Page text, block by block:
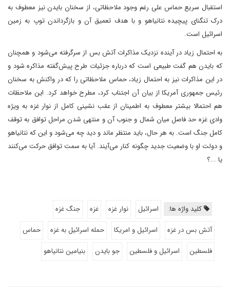
استقبال سریع حماس علی رغم وجود ملاحظاتی، از سخنان بایدن نیز معطوف به
درک تنگنای پیچیده‌ نتانیاهو و با هدف تعمیق آن و بازگرداندن توپ به زمین
اسرائیل است.
به احتمال زیاد در آینده نزدیک مذاکرات آتش بس از سرگرفته می‌شود و همچنان
که بایدن هم گفت طبیعی است که درباره جزئیات طرح پیش‌گفته مذاکره شود و
در این مذاکرات نیز به احتمال زیاد، حماس ملاحظاتی را که در واکنش به سخنان
رئیس جمهوری آمریکا از بیان آن اجتناب کرد، مطرح خواهد کرد. این ملاحظات
هم احتمالا بیشتر معطوف به اطمینان از عقب نشینی کامل از نوار غزه به ویژه
وادی غزه حد فاصل میان شمال و جنوب آن و منتهی شدن مراحل توافق به توقف
کامل جنگ است. به هر حال، باید منتظر ماند و دید چه می‌شود و این که نتانیاهو
و دولت او با وضعیت جدید چگونه کنار می‌آیند. آیا به سمت توافق حرکت می‌کنند
یا ...؟
کلید واژه ها: اسرائیل نوار غزه غزه
جنگ غزه
آتش بس در غزه
اسرائیل و امریکا حمله اسرائیل به غزه
حماس
فلسطین
اسرائیل و فلسطین جو بایدن بنیامین نتانیاهو